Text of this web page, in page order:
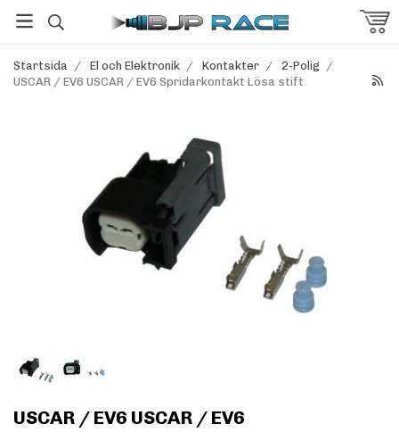
Startsida / El och Elektronik / Kontakter / 2-Polig /
USCAR / EV6 USCAR / EV6 Spridarkontakt Lösa stift
USCAR / EV6 USCAR / EV6